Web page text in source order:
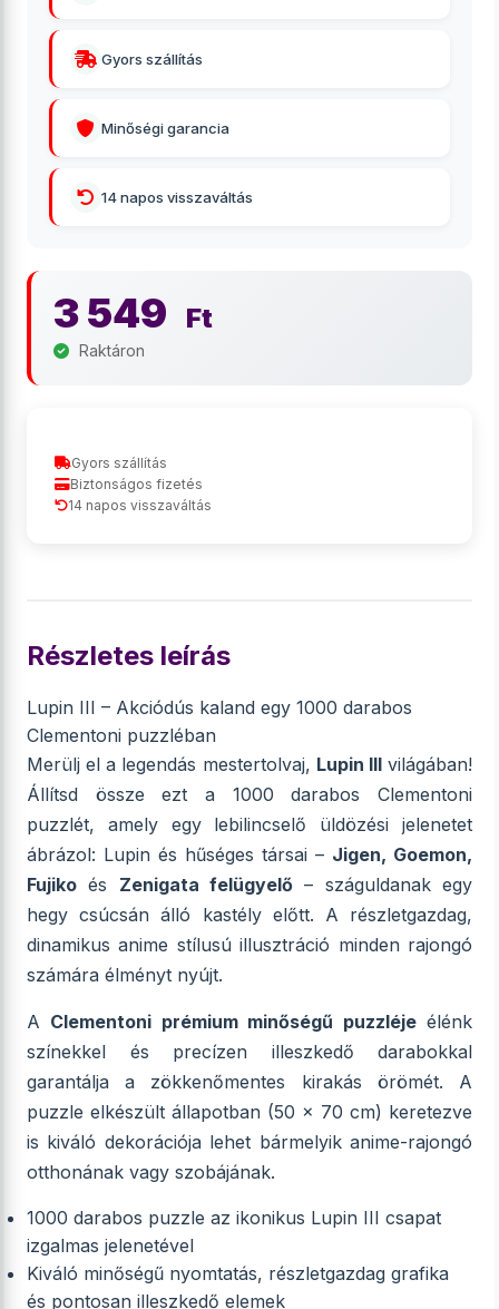
Gyors szállítás
Minőségi garancia
14 napos visszaváltás
3 549 Ft
Raktáron
Gyors szállítás
Biztonságos fizetés
14 napos visszaváltás
Részletes leírás
Lupin III – Akciódús kaland egy 1000 darabos
Clementoni puzzléban
Merülj el a legendás mestertolvaj, Lupin IIIvilágában!
Állítsd össze ezt a 1000 darabos Clementoni
puzzlét, amely egy lebilincselő üldözési jelenetet
ábrázol: Lupin és hűséges társai – Jigen, Goemon,
Fujiko és Zenigata felügyelő – száguldanak egy
hegy csúcsán álló kastély előtt. A részletgazdag,
dinamikus anime stílusú illusztráció minden rajongó
számára élményt nyújt.
A Clementoni prémium minőségű puzzléjeélénk
színekkel és precízen illeszkedő darabokkal
garantálja a zökkenőmentes kirakás örömét. A
puzzle elkészült állapotban (50 x 70 cm) keretezve
is kiváló dekorációja lehet bármelyik anime-rajongó
otthonának vagy szobájának.
1000 darabos puzzle az ikonikus Lupin III csapat
izgalmas jelenetével
Kiváló minőségű nyomtatás, részletgazdag grafika
és pontosan illeszkedő elemek